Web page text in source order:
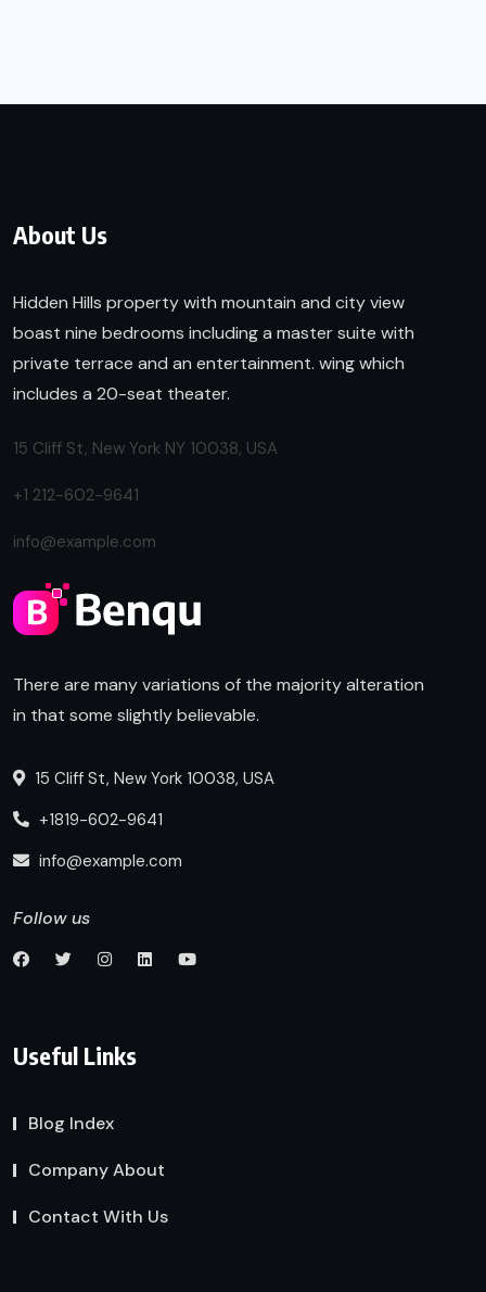
About Us
Hidden Hills property with mountain and city view
boast nine bedrooms including a master suite with
private terrace and an entertainment. wing which
includes a 20-seat theater.
15 Cliff St, New York NY 10038, USA
+1 212-602-9641
info@example.com
There are many variations of the majority alteration
in that some slightly believable.
15 Cliff St, New York 10038, USA
+1819-602-9641
info@example.com
Follow us
Useful Links
Blog Index
Company About
Contact With Us